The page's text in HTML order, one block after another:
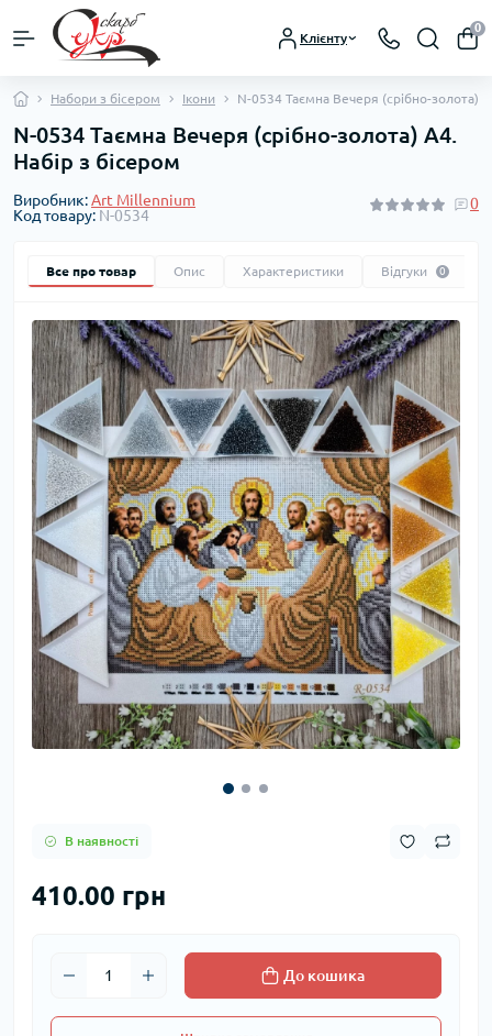
Клієнту
0
Набори з бісером Ікони N-0534 Таємна Вечеря (срібно-золота)
N-0534 Таємна Вечеря (срібно-золота) А4.
Набір з бісером
Виробник:Art Millennium
Код товару: N-0534
0
Все про товар Опис Характеристики Відгуки 0
В наявності
410.00 грн
До кошика